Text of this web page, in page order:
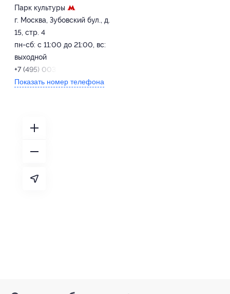
Парк культуры
г. Москва, Зубовский бул., д.
15, cтр. 4
пн-сб: с 11:00 до 21:00, вс:
выходной
+7 (495) 003-03-01
Показать номер телефона